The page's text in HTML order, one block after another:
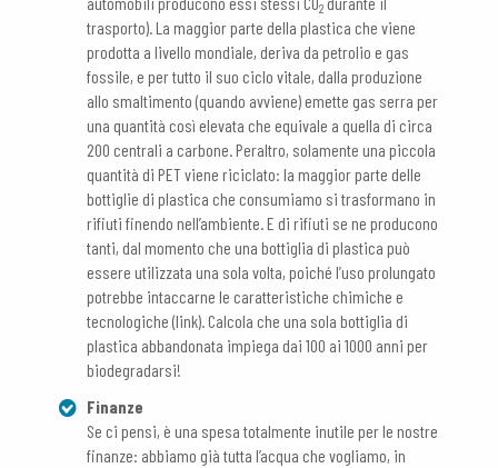
2
trasporto). La maggior parte della plastica che viene
prodotta a livello mondiale, deriva da petrolio e gas
fossile, e per tutto il suo ciclo vitale, dalla produzione
allo smaltimento (quando avviene) emette gas serra per
una quantità così elevata che equivale a quella di circa
200 centrali a carbone. Peraltro, solamente una piccola
quantità di PET viene riciclato: la maggior parte delle
bottiglie di plastica che consumiamo si trasformano in
rifiuti finendo nell’ambiente. E di rifiuti se ne producono
tanti, dal momento che una bottiglia di plastica può
essere utilizzata una sola volta, poiché l’uso prolungato
potrebbe intaccarne le caratteristiche chimiche e
tecnologiche (link). Calcola che una sola bottiglia di
plastica abbandonata impiega dai 100 ai 1000 anni per
biodegradarsi!
Finanze
Se ci pensi, è una spesa totalmente inutile per le nostre
finanze: abbiamo già tutta l’acqua che vogliamo, in